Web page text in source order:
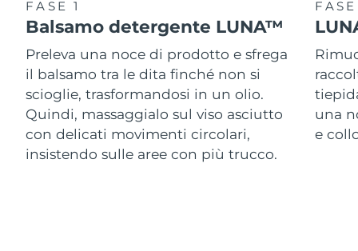
FASE 1
Balsamo detergente LUNA™
Preleva una noce di prodotto e sfrega
il balsamo tra le dita finché non si
scioglie, trasformandosi in un olio.
Quindi, massaggialo sul viso asciutto
con delicati movimenti circolari,
insistendo sulle aree con più trucco.
una
e